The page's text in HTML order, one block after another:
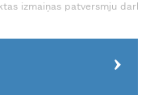
izmaiņas patversmju darbā